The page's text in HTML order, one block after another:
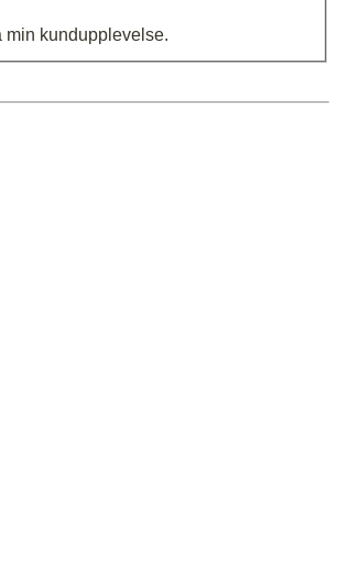
min kundupplevelse.